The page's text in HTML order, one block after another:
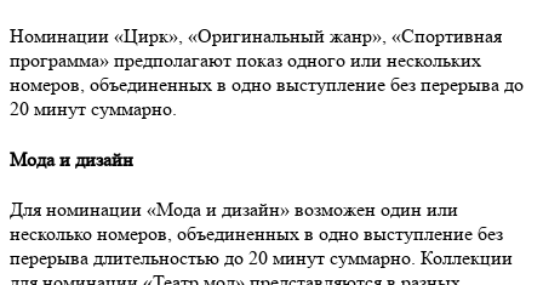
Номинации «Цирк», «Оригинальный жанр», «Спортивная
программа» предполагают показ одного или нескольких
номеров, объединенных в одно выступление без перерыва до
20 минут суммарно.
Мода и дизайн
Для номинации «Мода и дизайн» возможен один или
несколько номеров, объединенных в одно выступление без
перерыва длительностью до 20 минут суммарно. Коллекции